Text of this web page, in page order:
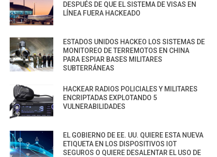
DESPUÉS DE QUE EL SISTEMA DE VISAS EN
LÍNEA FUERA HACKEADO
ESTADOS UNIDOS HACKEO LOS SISTEMAS DE
MONITOREO DE TERREMOTOS EN CHINA
PARA ESPIAR BASES MILITARES
SUBTERRÁNEAS
HACKEAR RADIOS POLICIALES Y MILITARES
ENCRIPTADAS EXPLOTANDO 5
VULNERABILIDADES
EL GOBIERNO DE EE. UU. QUIERE ESTA NUEVA
ETIQUETA EN LOS DISPOSITIVOS IOT
SEGUROS O QUIERE DESALENTAR EL USO DE